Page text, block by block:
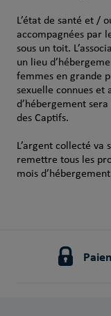
L’état de santé et /
accompagnées par
sous un toit.
un lieu
femmes en grande
sexuelle connues et
d’hébergement
des Captifs.
L’argent collecté
remettre tous les
mois